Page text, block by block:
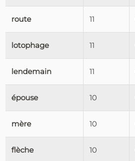
route 11
lotophage 11
lendemain 11
épouse 10
mère 10
flèche 10